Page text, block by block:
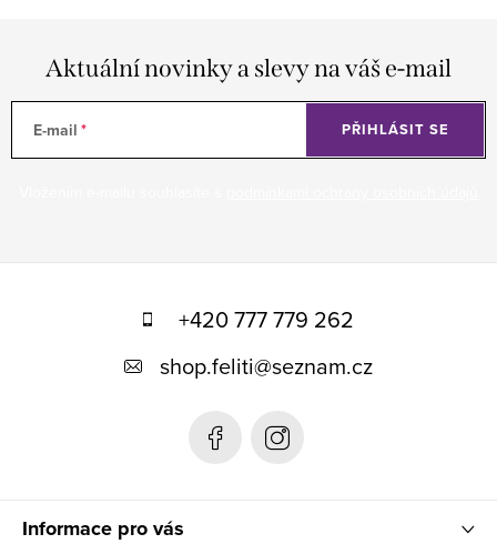
Aktuální novinky a slevy na váš e-mail
E-mail PŘIHLÁSIT SE
Informace pro vás
+420 777 779 262
shop.feliti@seznam.cz